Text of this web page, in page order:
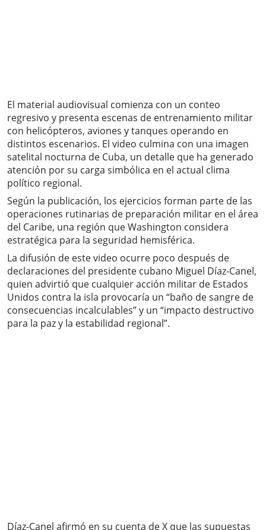
El material audiovisual comienza con un conteo
regresivo y presenta escenas de entrenamiento militar
con helicópteros, aviones y tanques operando en
distintos escenarios. El video culmina con una imagen
satelital nocturna de Cuba, un detalle que ha generado
atención por su carga simbólica en el actual clima
político regional.
Según la publicación, los ejercicios forman parte de las
operaciones rutinarias de preparación militar en el área
del Caribe, una región que Washington considera
estratégica para la seguridad hemisférica.
La difusión de este video ocurre poco después de
declaraciones del presidente cubano Miguel Díaz-Canel,
quien advirtió que cualquier acción militar de Estados
Unidos contra la isla provocaría un “baño de sangre de
consecuencias incalculables” y un “impacto destructivo
para la paz y la estabilidad regional”.
Díaz-Canel afirmó en su cuenta de X que las supuestas